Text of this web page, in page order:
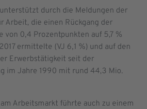
durch die Meldungen der
Arbeit, die einen Rückgang der
von 0,4 Prozentpunkten auf 5,7 %
ermittelte (VJ 6,1 %) und auf den
Erwerbstätigkeit seit der
im Jahre 1990 mit rund 44,3 Mio.
Arbeitsmarkt führte auch zu einem